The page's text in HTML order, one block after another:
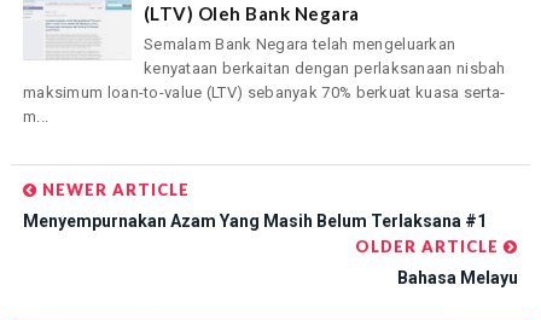
(LTV) Oleh Bank Negara
Semalam Bank Negara telah mengeluarkan
kenyataan berkaitan dengan perlaksanaan nisbah
maksimum loan-to-value (LTV) sebanyak 70% berkuat kuasa serta-
m...
NEWER ARTICLE
Menyempurnakan Azam Yang Masih Belum Terlaksana #1
OLDER ARTICLE
Bahasa Melayu